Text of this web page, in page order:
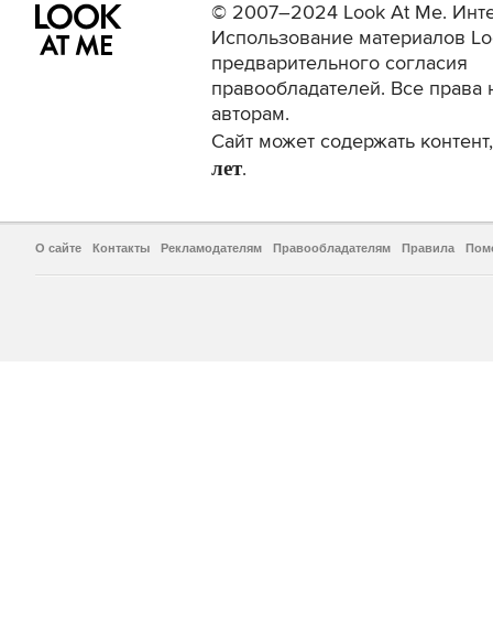
© 2007–2024 Look At Me.
Использование материалов
предварительного согласия
правообладателей. Все права
авторам.
Сайт может содержать
лет.
О сайте Контакты Рекламодателям Правообладателям Правила